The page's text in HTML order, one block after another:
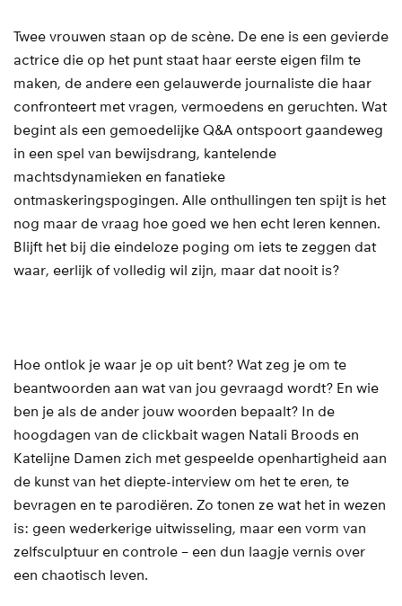
Twee vrouwen staan op de scène. De ene is een gevierde
actrice die op het punt staat haar eerste eigen film te
maken, de andere een gelauwerde journaliste die haar
confronteert met vragen, vermoedens en geruchten. Wat
begint als een gemoedelijke Q&A ontspoort gaandeweg
in een spel van bewijsdrang, kantelende
machtsdynamieken en fanatieke
ontmaskeringspogingen. Alle onthullingen ten spijt is het
nog maar de vraag hoe goed we hen echt leren kennen.
Blijft het bij die eindeloze poging om iets te zeggen dat
waar, eerlijk of volledig wil zijn, maar dat nooit is?
Hoe ontlok je waar je op uit bent? Wat zeg je om te
beantwoorden aan wat van jou gevraagd wordt? En wie
ben je als de ander jouw woorden bepaalt? In de
hoogdagen van de clickbait wagen Natali Broods en
Katelijne Damen zich met gespeelde openhartigheid aan
de kunst van het diepte-interview om het te eren, te
bevragen en te parodiëren. Zo tonen ze wat het in wezen
is: geen wederkerige uitwisseling, maar een vorm van
zelfsculptuur en controle – een dun laagje vernis over
een chaotisch leven.
Inzoomen